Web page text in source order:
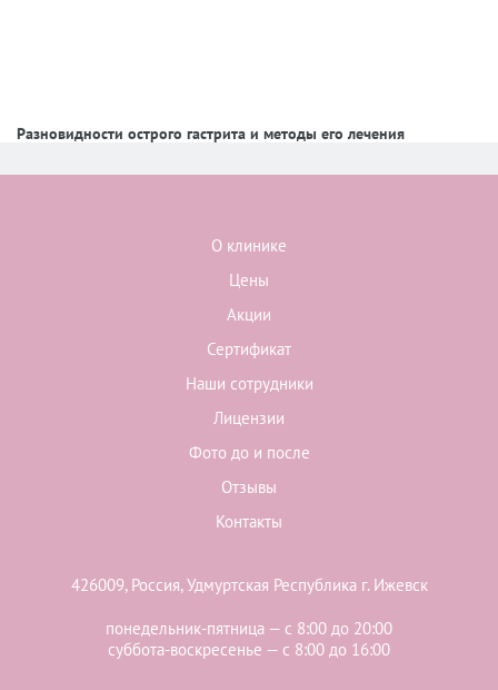
Разновидности острого гастрита и методы его лечения
О клинике
Цены
Акции
Сертификат
Наши сотрудники
Лицензии
Фото до и после
Отзывы
Контакты
426009, Россия, Удмуртская Республика г. Ижевск
понедельник-пятница — с 8:00 до 20:00
суббота-воскресенье — с 8:00 до 16:00